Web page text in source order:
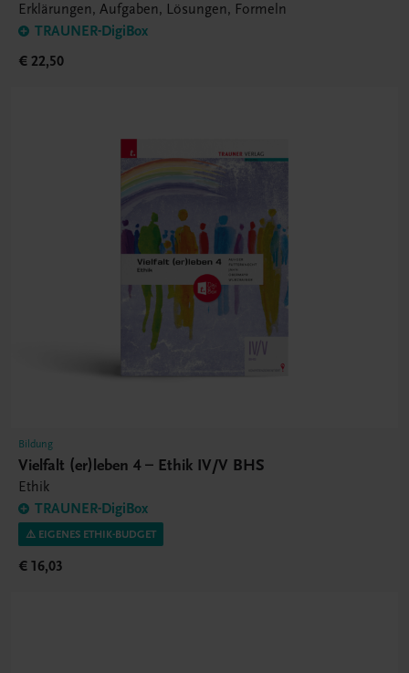
Erklärungen, Aufgaben, Lösungen, Formeln
TRAUNER-DigiBox
€ 22,50
Bildung
Vielfalt (er)leben 4 – Ethik IV/V BHS
Ethik
TRAUNER-DigiBox
⚠️ EIGENES ETHIK-BUDGET
€ 16,03